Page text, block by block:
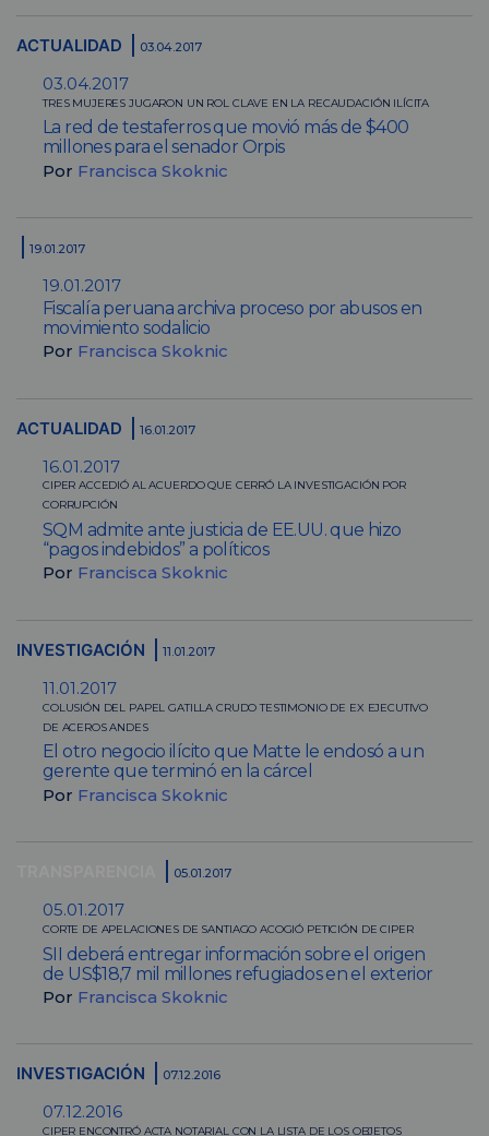
ACTUALIDAD 03.04.2017
03.04.2017
TRES MUJERES JUGARON UN ROL CLAVE EN LA RECAUDACIÓN ILÍCITA
La red de testaferros que movió más de $400
millones para el senador Orpis
Por Francisca Skoknic
19.01.2017
19.01.2017
Fiscalía peruana archiva proceso por abusos en
movimiento sodalicio
Por Francisca Skoknic
ACTUALIDAD 16.01.2017
16.01.2017
CIPER ACCEDIÓ AL ACUERDO QUE CERRÓ LA INVESTIGACIÓN POR
CORRUPCIÓN
SQM admite ante justicia de EE.UU. que hizo
“pagos indebidos” a políticos
Por Francisca Skoknic
INVESTIGACIÓN 11.01.2017
11.01.2017
COLUSIÓN DEL PAPEL GATILLA CRUDO TESTIMONIO DE EX EJECUTIVO
DE ACEROS ANDES
El otro negocio ilícito que Matte le endosó a un
gerente que terminó en la cárcel
Por Francisca Skoknic
05.01.2017
05.01.2017
CORTE DE APELACIONES DE SANTIAGO ACOGIÓ PETICIÓN DE CIPER
SII deberá entregar información sobre el origen
de US$18,7 mil millones refugiados en el exterior
Por Francisca Skoknic
INVESTIGACIÓN 07.12.2016
07.12.2016
CIPER ENCONTRÓ ACTA NOTARIAL CON LA LISTA DE LOS OBJETOS